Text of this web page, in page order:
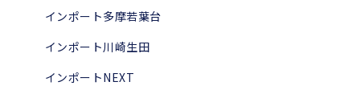
インポート多摩若葉台
インポート川崎生田
インポートNEXT